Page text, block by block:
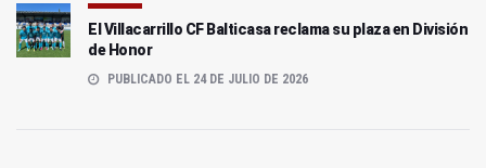
El Villacarrillo CF Balticasa reclama su plaza en División
de Honor
PUBLICADO EL 24 DE JULIO DE 2026